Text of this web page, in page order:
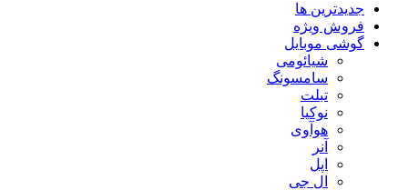
جدیدترین ها
فروش ویژه
گوشی موبایل
شیائومی
سامسونگ
تبلت
نوکیا
هوآوی
آنر
اپل
ال جی